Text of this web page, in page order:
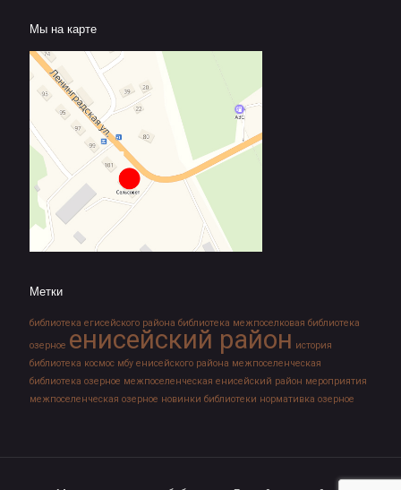
Мы на карте
Метки
библиотека егисейского района библиотека межпоселковая библиотека
озерное енисейский район история
библиотека космос мбу енисейского района межпоселенческая
библиотека озерное межпоселенческая енисейский район мероприятия
межпоселенческая озерное новинки библиотеки нормативка озерное